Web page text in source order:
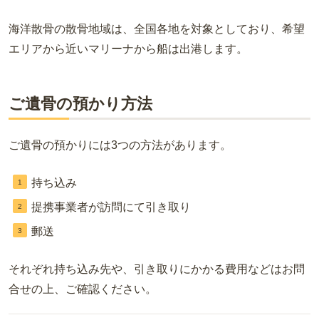
海洋散骨の散骨地域は、全国各地を対象としており、希望
エリアから近いマリーナから船は出港します。
ご遺骨の預かり方法
ご遺骨の預かりには3つの方法があります。
持ち込み
提携事業者が訪問にて引き取り
郵送
それぞれ持ち込み先や、引き取りにかかる費用などはお問
合せの上、ご確認ください。